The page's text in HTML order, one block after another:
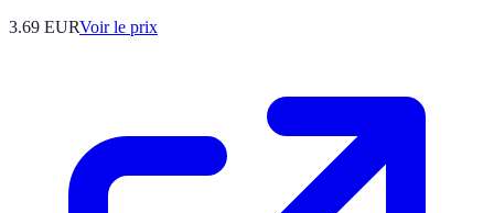
3.69 EURVoir le prix